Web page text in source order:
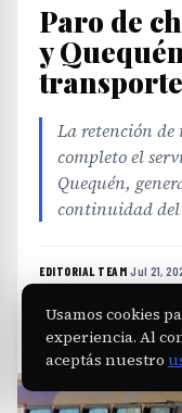
Paro de
y
La retención de
completo el
Quequén,
continuidad
EDITORIAL TEAM·Jul 21,
Usamos cookies
experiencia. Al
aceptás nuestro